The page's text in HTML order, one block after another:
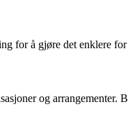
for å gjøre det enklere for
og